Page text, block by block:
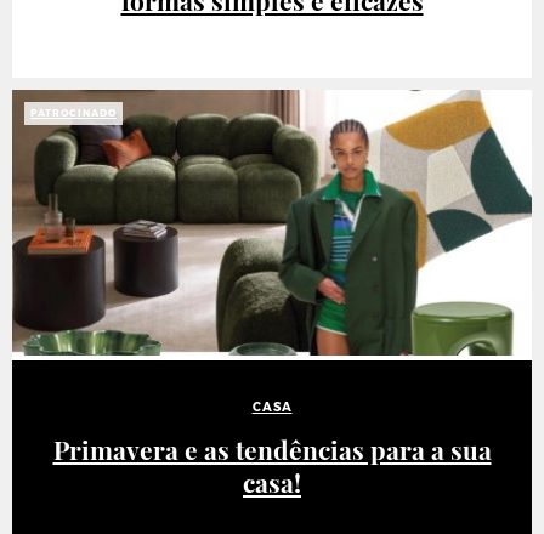
PATROCINADO
CASA
Primavera e as tendências para a sua
casa!